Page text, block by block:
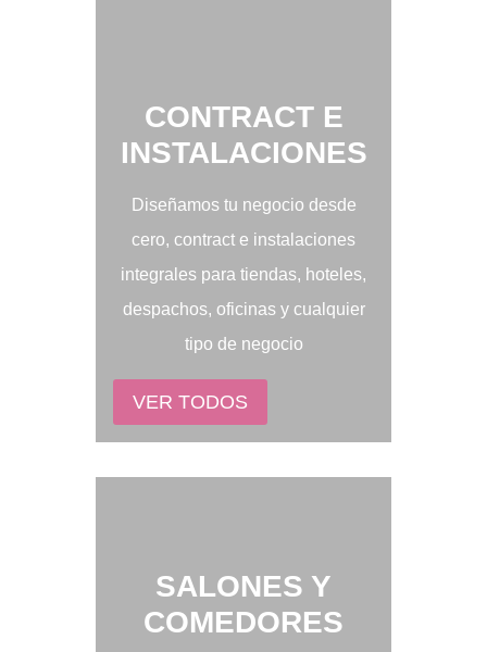
CONTRACT E
INSTALACIONES
Diseñamos tu negocio desde
cero, contract e instalaciones
integrales para tiendas, hoteles,
despachos, oficinas y cualquier
tipo de negocio
VER TODOS
SALONES Y
COMEDORES